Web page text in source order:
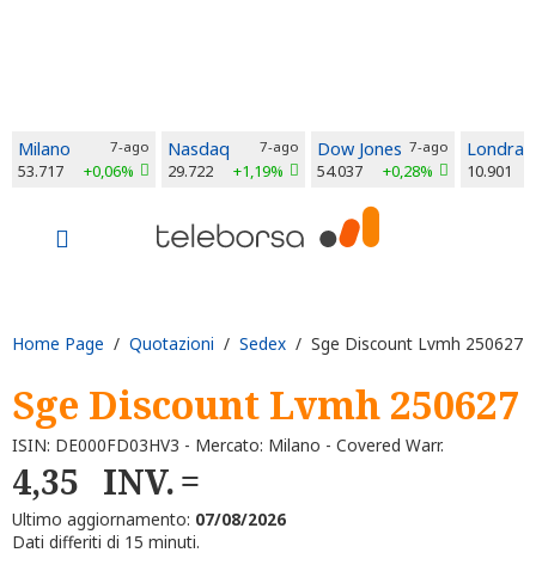
Milano 7-ago
53.717 +0,06%
Nasdaq 7-ago
29.722 +1,19%
Dow Jones 7-ago
54.037 +0,28%
Londra
10.901
Home Page / Quotazioni / Sedex / Sge Discount Lvmh 250627
Sge Discount Lvmh 250627
ISIN: DE000FD03HV3 - Mercato: Milano - Covered Warr.
4,35 INV.
Ultimo aggiornamento: 07/08/2026
Dati differiti di 15 minuti.